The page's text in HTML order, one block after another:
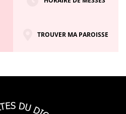
TROUVER MA PAROISSE